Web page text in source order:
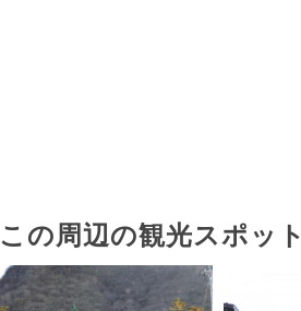
この周辺の観光スポット